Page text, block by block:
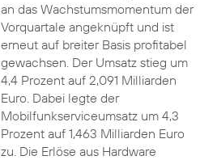
an das Wachstumsmomentum der
Vorquartale angeknüpft und ist
erneut auf breiter Basis profitabel
gewachsen. Der Umsatz stieg um
4,4 Prozent auf 2,091 Milliarden
Euro. Dabei legte der
Mobilfunkserviceumsatz um 4,3
Prozent auf 1,463 Milliarden Euro
zu. Die Erlöse aus Hardware